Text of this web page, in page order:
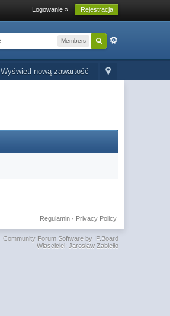
Logowanie » Rejestracja
Members
Wyświetl nową zawartość
Privacy Policy
Regulamin·
Community Forum Software by IP.Board
Właściciel: Jarosław Zabiełło